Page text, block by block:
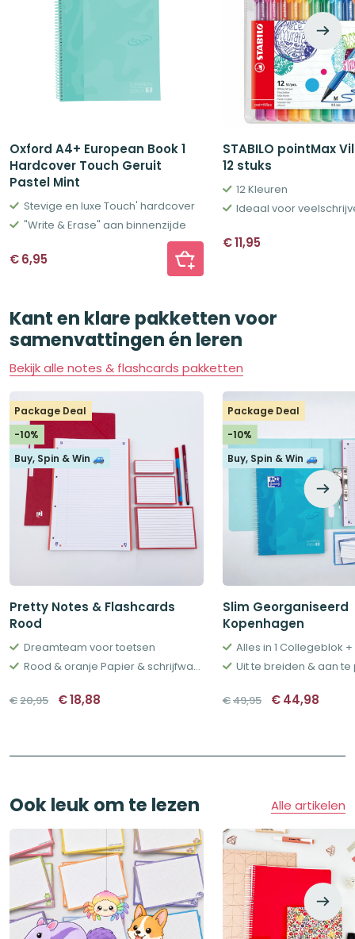
Oxford A4+ European Book 1
Hardcover Touch Geruit
Pastel Mint
Stevige en luxe Touch' hardcover
"Write & Erase" aan binnenzijde
€6,95
STABILO pointMax
12 stuks
12 Kleuren
Ideaal voor
€11,95
Kant en klare pakketten voor
samenvattingen én leren
Bekijk alle notes & flashcards pakketten
Package Deal
-10%
Buy, Spin & Win 🚙
Pretty Notes & Flashcards
Rood
Dreamteam voor toetsen
Rood & oranje Papier & schrijfwaren
€20,95 Oorspronkelijke
prijs
€18,88
Package Deal
-10%
Buy, Spin & Win 🚙
Slim Georganiseerd
Kopenhagen
Uit te breiden & aan
€49,95 prijs
€44,98
Ook leuk om te lezen Alle artikelen